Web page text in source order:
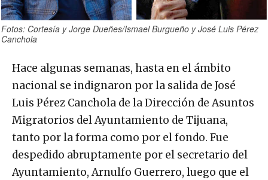
Fotos: Cortesía y Jorge Dueñes/Ismael Burgueño y José Luis Pérez
Canchola
Hace algunas semanas, hasta en el ámbito
nacional se indignaron por la salida de José
Luis Pérez Canchola de la Dirección de Asuntos
Migratorios del Ayuntamiento de Tijuana,
tanto por la forma como por el fondo. Fue
despedido abruptamente por el secretario del
Ayuntamiento, Arnulfo Guerrero, luego que el